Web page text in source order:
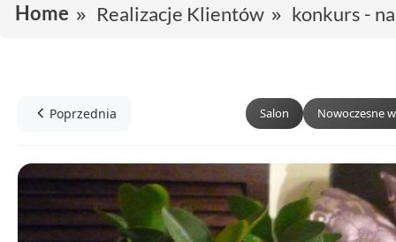
Home Realizacje Klientów konkurs -
Poprzednia Salon Nowoczesne